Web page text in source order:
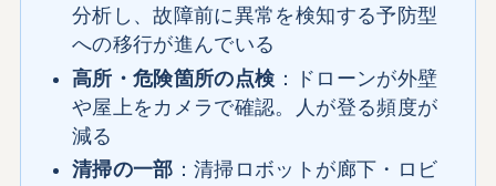
分析し、故障前に異常を検知する予防型
への移行が進んでいる
高所・危険箇所の点検 ：ドローンが外壁
や屋上をカメラで確認。人が登る頻度が
減る
清掃の一部 ：清掃ロボットが廊下・ロビ